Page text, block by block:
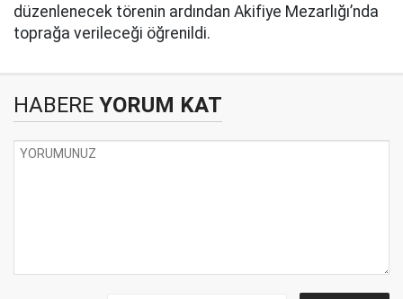
düzenlenecek törenin ardından Akifiye Mezarlığı’nda
toprağa verileceği öğrenildi.
HABERE YORUM KAT